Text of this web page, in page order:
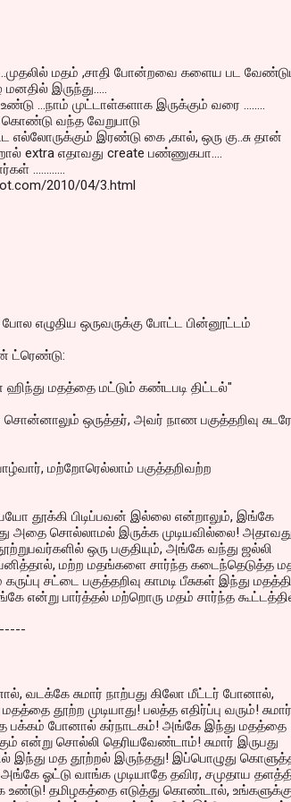
மதம் ,சாதி போன்றவை களைய பட
இருந்து.....
...நாம் முட்டாள்களாக இருக்கும் வரை ........
வந்த வேறுபாடு
எல்லோருக்கும் இரண்டு கை ,கால், ஒரு கு..சு தான்
extra எதாவது create பண்ணுகபா....
............
2010/04/3.html
எழுதிய ஒருவருக்கு போட்ட பின்னூட்டம்
ட்ரெண்டு:
ஹிந்து மதத்தை மட்டும் கண்டபடி திட்டல்"
ஒருத்தர், அவர் நாண பகுத்தறிவு சுடரே
மற்றோரெல்லாம் பகுத்தறிவற்ற
தூக்கி பிடிப்பவன் இல்லை என்றாலும், இங்கே
அதை சொல்லாமல் இருக்க முடியவில்லை!
ஒரு பகுதியும், அங்கே வந்து ஜல்லி
மற்ற மதங்களை சார்ந்த கடைந்தெடுத்த
சட்டை பகுத்தறிவு காமடி பீசுகள் இந்து
என்று பார்த்தல் மற்றொரு மதம் சார்ந்த
வடக்கே சுமார் நாற்பது கிலோ மீட்டர் போனால்,
தூற்ற முடியாது! பலத்த எதிர்ப்பு வரும்! சுமார்
பக்கம் போனால் கர்நாடகம்! அங்கே இந்து மதத்தை
என்று சொல்லி தெரியவேண்டாம்! சுமார் இருபது
இந்து மத தூற்றல் இருந்தது! இப்பொழுது
ஓட்டு வாங்க முடியாதே தவிர, சமுதாய
தமிழகத்தை எடுத்து கொண்டால்,